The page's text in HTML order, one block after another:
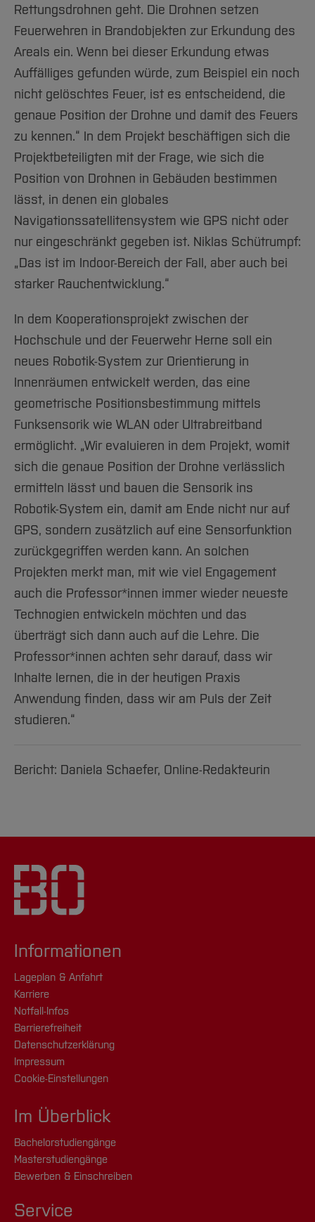
Rettungsdrohnen geht. Die Drohnen setzen
Feuerwehren in Brandobjekten zur Erkundung des
Areals ein. Wenn bei dieser Erkundung etwas
Auffälliges gefunden würde, zum Beispiel ein noch
nicht gelöschtes Feuer, ist es entscheidend, die
genaue Position der Drohne und damit des Feuers
zu kennen.“ In dem Projekt beschäftigen sich die
Projektbeteiligten mit der Frage, wie sich die
Position von Drohnen in Gebäuden bestimmen
lässt, in denen ein globales
Navigationssatellitensystem wie GPS nicht oder
nur eingeschränkt gegeben ist. Niklas Schütrumpf:
„Das ist im Indoor-Bereich der Fall, aber auch bei
starker Rauchentwicklung.“
In dem Kooperationsprojekt zwischen der
Hochschule und der Feuerwehr Herne soll ein
neues Robotik-System zur Orientierung in
Innenräumen entwickelt werden, das eine
geometrische Positionsbestimmung mittels
Funksensorik wie WLAN oder Ultrabreitband
ermöglicht. „Wir evaluieren in dem Projekt, womit
sich die genaue Position der Drohne verlässlich
ermitteln lässt und bauen die Sensorik ins
Robotik-System ein, damit am Ende nicht nur auf
GPS, sondern zusätzlich auf eine Sensorfunktion
zurückgegriffen werden kann. An solchen
Projekten merkt man, mit wie viel Engagement
auch die Professor*innen immer wieder neueste
Technogien entwickeln möchten und das
überträgt sich dann auch auf die Lehre. Die
Professor*innen achten sehr darauf, dass wir
Inhalte lernen, die in der heutigen Praxis
Anwendung finden, dass wir am Puls der Zeit
studieren.“
Bericht: Daniela Schaefer, Online-Redakteurin
Informationen
Lageplan & Anfahrt
Karriere
Notfall-Infos
Barrierefreiheit
Datenschutzerklärung
Impressum
Cookie-Einstellungen
Im Überblick
Bachelorstudiengänge
Masterstudiengänge
Bewerben & Einschreiben
Service